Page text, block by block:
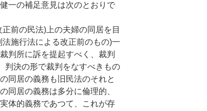
一の補足意見は次のとおりで
前の民法)上の夫婦の同居を目
施行法による改正前のもの)一
判所に訴を提起すべく、裁判
判決の形で裁判をなすべきもの
同居の義務も旧民法のそれと
同居の義務は多分に倫理的、
体的義務であつて、これが存